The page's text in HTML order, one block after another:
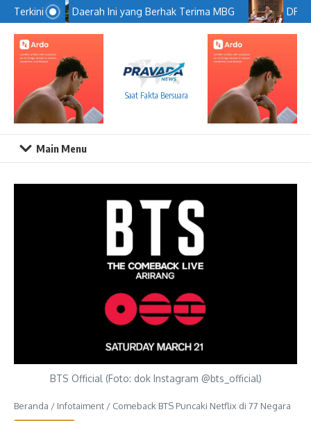
Lewati ke konten
Terkini Daerah Ini yang Berhak Terima MBG DPR
Saat Fakta Bersuara
Main Menu
BTS Official (Foto: dok Instagram @bts_official)
Beranda / Infotaiment / Comeback BTS Puncaki Netflix di 77 Negara